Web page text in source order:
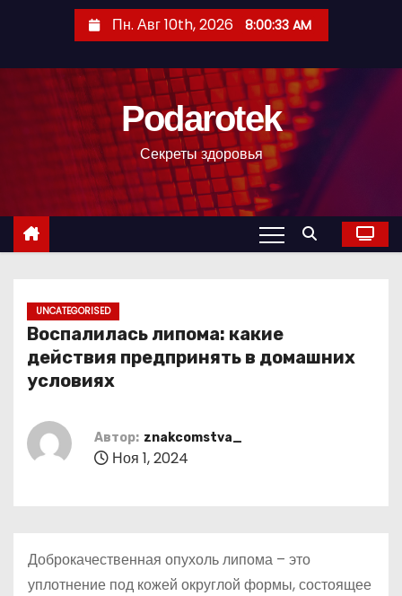
с
Пн. Авг 10th, 2026 8:00:35 AM
Podarotek
Секреты здоровья
UNCATEGORISED
Воспалилась липома: какие
действия предпринять в домашних
условиях
Автор: znakcomstva_
Ноя 1, 2024
Доброкачественная опухоль липома – это
уплотнение под кожей округлой формы, состоящее